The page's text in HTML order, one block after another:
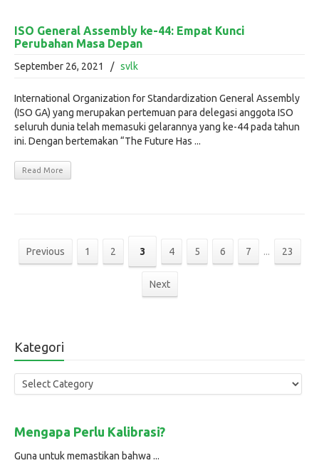
ISO General Assembly ke-44: Empat Kunci
Perubahan Masa Depan
September 26, 2021 / svlk
International Organization for Standardization General Assembly
(ISO GA) yang merupakan pertemuan para delegasi anggota ISO
seluruh dunia telah memasuki gelarannya yang ke-44 pada tahun
ini. Dengan bertemakan “The Future Has ...
Read More
Previous 1 2 3 4 5 6 7 ... 23
Next
Kategori
Mengapa Perlu Kalibrasi?
Guna untuk memastikan bahwa ...